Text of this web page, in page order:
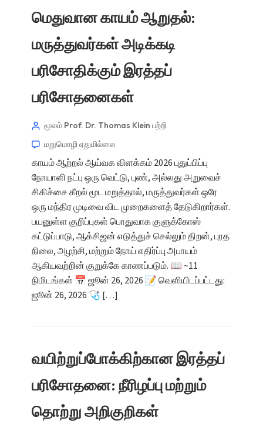
மெதுவான காயம் ஆறுதல்:
மருத்துவர்கள் அடிக்கடி
பரிசோதிக்கும் இரத்தப்
பரிசோதனைகள்
மூலம் Prof. Dr. Thomas Klein பற்றி
மறுமொழி ஏதுமில்லை
காயம் ஆற்றல் ஆய்வக விளக்கம் 2026 புதுப்பிப்பு
நோயாளி நட்பு ஒரு வெட்டு, புண், அல்லது அறுவைச்
சிகிச்சை கீறல் மூட மறுத்தால், மருத்துவர்கள் ஒரே
ஒரு மந்திர முடிவை விட முறைகளைத் தேடுகிறார்கள்.
பயனுள்ள குறிப்புகள் பொதுவாக குளுக்கோஸ்
கட்டுப்பாடு, ஆக்சிஜன் எடுத்துச் செல்லும் திறன், புரத
நிலை, அழற்சி, மற்றும் நோய் எதிர்ப்பு அபாயம்
ஆகியவற்றின் குறுக்கே காணப்படும். 📖 ~11
நிமிடங்கள் 📅 ஜூன் 26, 2026 📝 வெளியிடப்பட்டது:
ஜூன் 26, 2026 🩺 […]
வயிற்றுப்போக்கிற்கான இரத்தப்
பரிசோதனை: நீரிழப்பு மற்றும்
தொற்று அறிகுறிகள்